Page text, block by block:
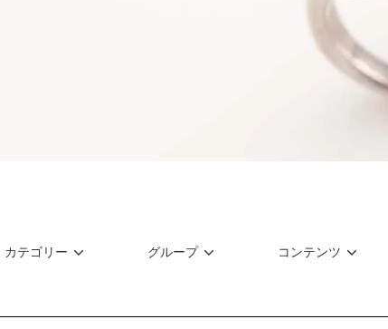
カテゴリー グループ コンテンツ